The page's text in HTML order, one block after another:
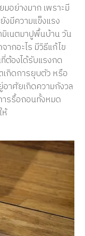
อย่างมาก เพราะมี
งมีความแข็งแรง
เนตมาปูพื้นบ้าน วัน
ากอะไร มีวิธีแก้ไข
ต้องได้รับแรงกด
เกิดการยุบตัว หรือ
อาศัยเกิดความกังวล
ารรื้อถอนทั้งหมด
ห้